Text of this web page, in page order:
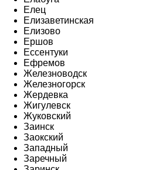
Елец
Елизаветинская
Елизово
Ершов
Ессентуки
Ефремов
Железноводск
Железногорск
Жердевка
Жигулевск
Жуковский
Заинск
Заокский
Западный
Заречный